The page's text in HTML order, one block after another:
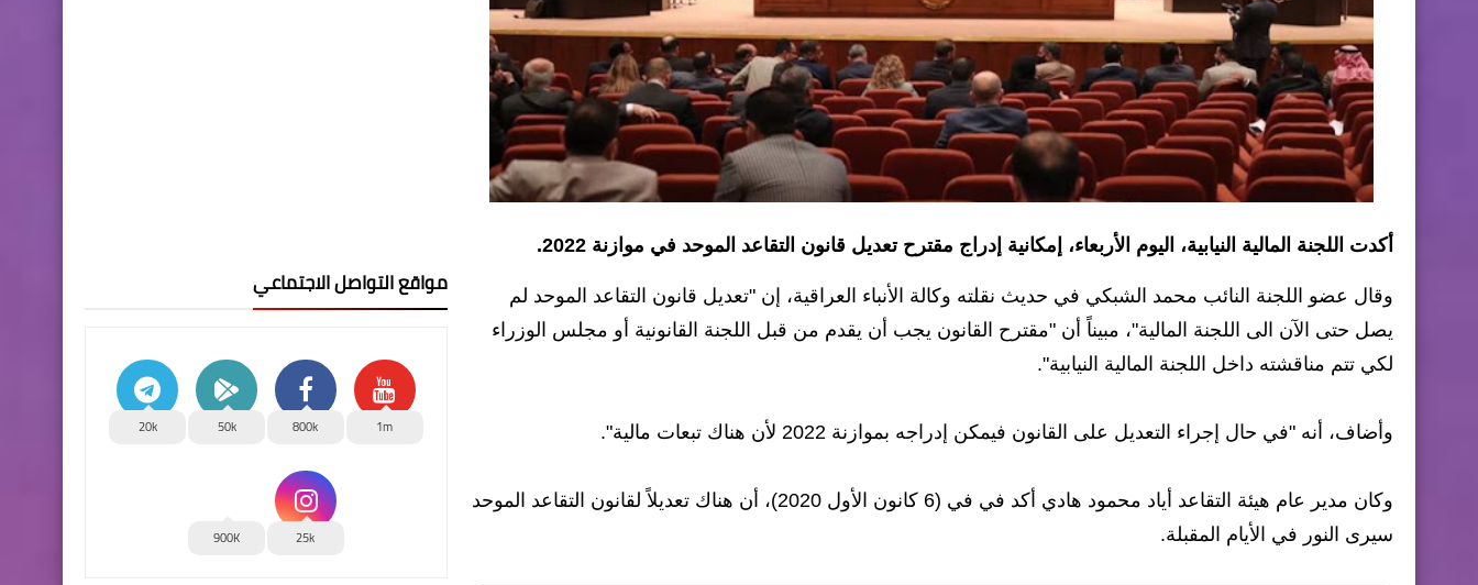
أكدت اللجنة المالية النيابية، اليوم الأربعاء، إمكانية إدراج مقترح تعديل قانون التقاعد الموحد في موازنة 2022.
وقال عضو اللجنة النائب محمد الشبكي في حديث نقلته وكالة الأنباء العراقية، إن "تعديل قانون التقاعد الموحد لم
يصل حتى الآن الى اللجنة المالية"، مبيناً أن "مقترح القانون يجب أن يقدم من قبل اللجنة القانونية أو مجلس الوزراء
لكي تتم مناقشته داخل اللجنة المالية النيابية".
وأضاف، أنه "في حال إجراء التعديل على القانون فيمكن إدراجه بموازنة 2022 لأن هناك تبعات مالية".
وكان مدير عام هيئة التقاعد أياد محمود هادي أكد في في (6 كانون الأول 2020)، أن هناك تعديلاً لقانون التقاعد الموحد
سيرى النور في الأيام المقبلة.
مواقع التواصل الاجتماعي
1m
800k
50k
20k
25k
900K